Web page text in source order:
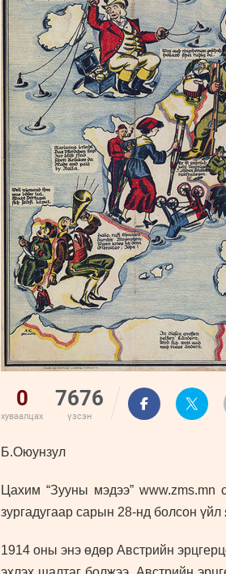
0
хуваалцах
7676
үзсэн
Б.Оюунзул
Цахим “Зууны мэдээ” www.zms.mn
зургадугаар сарын 28-нд болсон
1914 оны энэ өдөр Австрийн